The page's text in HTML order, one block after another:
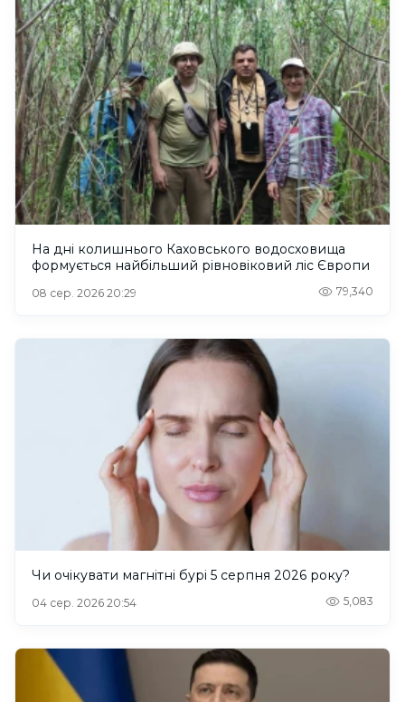
На дні колишнього Каховського водосховища
формується найбільший рівновіковий ліс Європи
08 сер. 2026 20:29 79,340
Чи очікувати магнітні бурі 5 серпня 2026 року?
04 сер. 2026 20:54 5,083